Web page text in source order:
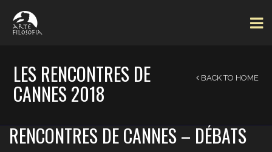
LES RENCONTRES DE
CANNES 2018
BACK TO HOME
RENCONTRES DE CANNES – DÉBATS